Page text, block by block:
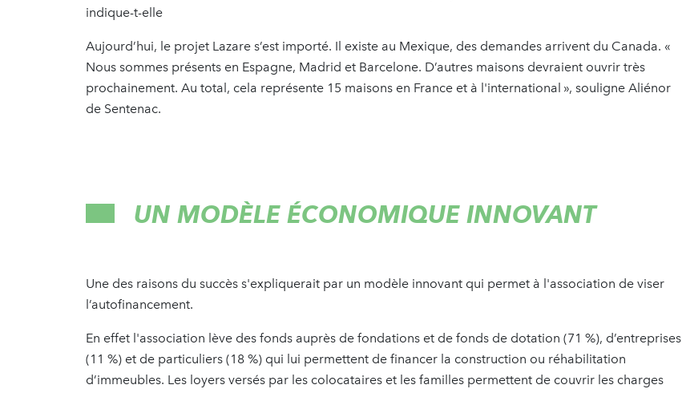
indique-t-elle
Aujourd’hui, le projet Lazare s’est importé. Il existe au Mexique, des demandes arrivent du Canada. «
Nous sommes présents en Espagne, Madrid et Barcelone. D’autres maisons devraient ouvrir très
prochainement. Au total, cela représente 15 maisons en France et à l'international », souligne Aliénor
de Sentenac.
UN MODÈLE ÉCONOMIQUE INNOVANT
Une des raisons du succès s'expliquerait par un modèle innovant qui permet à l'association de viser
l’autofinancement.
En effet l'association lève des fonds auprès de fondations et de fonds de dotation (71 %), d’entreprises
(11 %) et de particuliers (18 %) qui lui permettent de financer la construction ou réhabilitation
d’immeubles. Les loyers versés par les colocataires et les familles permettent de couvrir les charges